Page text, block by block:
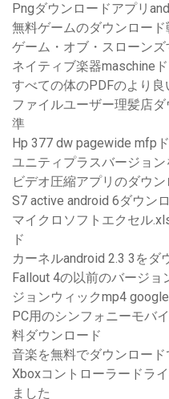
Pngダウンロードアプリ
無料ゲームのダウンロード
ゲーム・オブ・スローン
ネイティブ楽器maschine
すべての体のPDFのより
ファイルユーザー理髪店
準
Hp 377 dw pagewide mfp
ユニティプラスバージョ
ビデオ圧縮アプリのダウン
S7 active android 6ダウン
マイクロソフトエクセル
ド
カーネルandroid 2.3 3をダ
Fallout 4の以前のバージョ
ジョンウィックmp4
PC用のシンフォニーモバ
料ダウンロード
音楽を無料でダウンロー
Xboxコントローラードラ
ました